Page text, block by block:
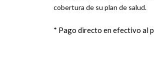
cobertura de su plan de salud.
* Pago directo en efectivo al